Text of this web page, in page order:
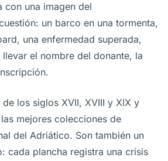
con una imagen del
un barco en una tormenta,
una enfermedad superada,
el nombre del donante, la
los siglos XVII, XVIII y XIX y
mejores colecciones de
del Adriático. Son también un
cada plancha registra una crisis